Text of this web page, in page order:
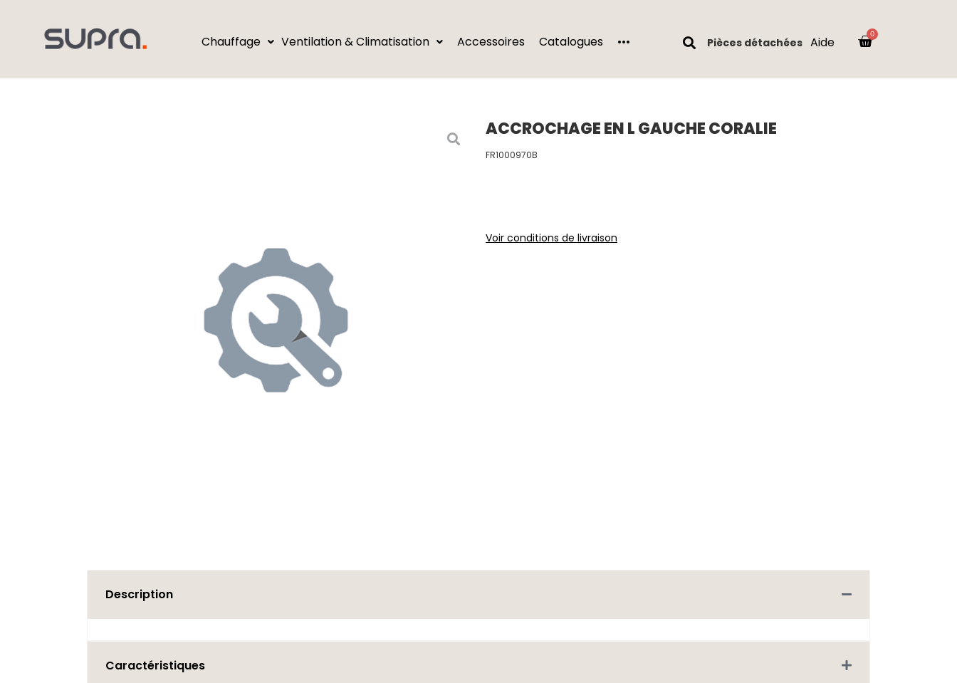
Chauffage Ventilation & Climatisation Accessoires Catalogues ··· Pièces détachées Aide
ACCROCHAGE EN L GAUCHE CORALIE
FR1000970B
Voir conditions de livraison
Description
Caractéristiques